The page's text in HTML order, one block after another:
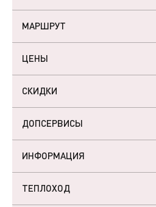
МАРШРУТ
ЦЕНЫ
СКИДКИ
ДОПСЕРВИСЫ
ИНФОРМАЦИЯ
ТЕПЛОХОД